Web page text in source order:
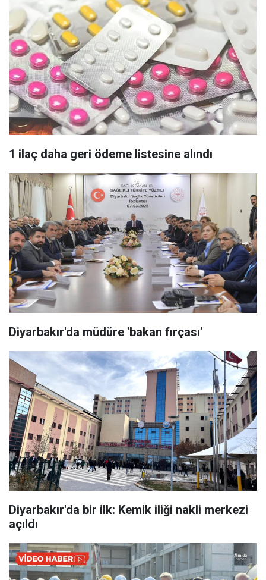
1 ilaç daha geri ödeme listesine alındı
Diyarbakır'da müdüre 'bakan fırçası'
Diyarbakır'da bir ilk: Kemik iliği nakli merkezi
açıldı